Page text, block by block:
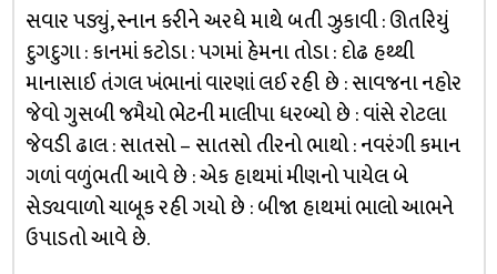
સવાર પડ્યું, સ્નાન કરીને અરધે માથે બતી ઝુકાવી : ઊતરિયું
દુગદુગા : કાનમાં કટોડા : પગમાં હેમના તોડા : દોઢ હથ્થી
માનાસાઈ તંગલ ખંભાનાં વારણાં લઈ રહી છે : સાવજના નહોર
જેવો ગુસબી જમૈયો ભેટની માલીપા ધરબ્યો છે : વાંસે રોટલા
જેવડી ઢાલ : સાતસો – સાતસો તીરનો ભાથો : નવરંગી કમાન
ગળાં વળુંભતી આવે છે : એક હાથમાં મીણનો પાયેલ બે
સેડ્યવાળો ચાબૂક રહી ગયો છે : બીજા હાથમાં ભાલો આભને
ઉપાડતો આવે છે.